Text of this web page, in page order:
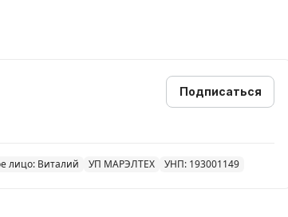
Подписаться
лицо: Виталий УП МАРЭЛТЕХ УНП: 193001149